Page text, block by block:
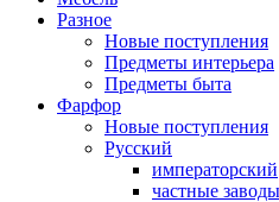
Разное
Новые поступления
Предметы интерьера
Предметы быта
Фарфор
Новые поступления
Русский
императорский
частные заводы